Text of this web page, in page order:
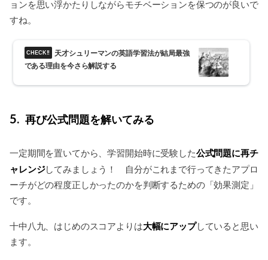
ョンを思い浮かたりしながらモチベーションを保つのが良いで
すね。
天才シュリーマンの英語学習法が結局最強
である理由を今さら解説する
5 再び公式問題を解いてみる
一定期間を置いてから、学習開始時に受験した公式問題に再チ
ャレンジしてみましょう！ 自分がこれまで行ってきたアプロ
ーチがどの程度正しかったのかを判断するための「効果測定」
です。
十中八九、はじめのスコアよりは大幅にアップしていると思い
ます。